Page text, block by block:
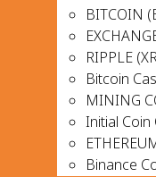
BITCOIN
RIPPLE
Bitcoin
MINING
Initial Coin
Binance